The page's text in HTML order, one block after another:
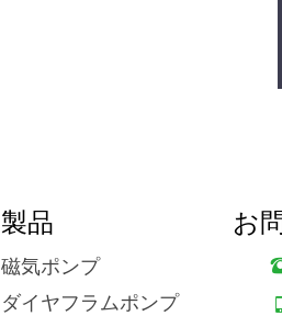
製品
磁気ポンプ
ダイヤフラムポンプ
お